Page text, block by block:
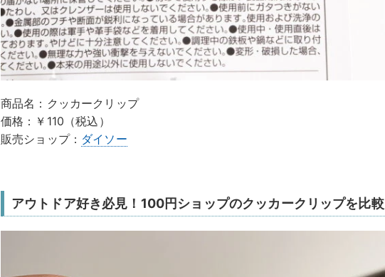
商品名：クッカークリップ
価格：￥110（税込）
販売ショップ： ダイソー
アウトドア好き必見！100円ショップのクッカークリップを比較